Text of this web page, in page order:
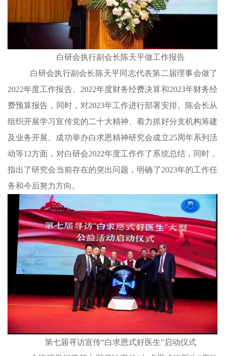
白研会执行副会长陈天平做工作报告
白研会执行副会长陈天平同志代表第二届理事会做了
2022年度工作报告、2022年度财务经费决算和2023年财务经
费预算报告，同时，对2023年工作进行部署安排。陈会长从
组织开展学习宣传党的二十大精神、着力抓好分支机构筹建
及业务开展、成功举办白求恩精神研究会成立25周年系列活
动等12方面，对白研会2022年度工作作了系统总结，同时，
指出了研究会当前存在的突出问题，明确了2023年的工作任
务和今后努力方向。
第七届寻访宣传“白求恩式好医生”启动仪式